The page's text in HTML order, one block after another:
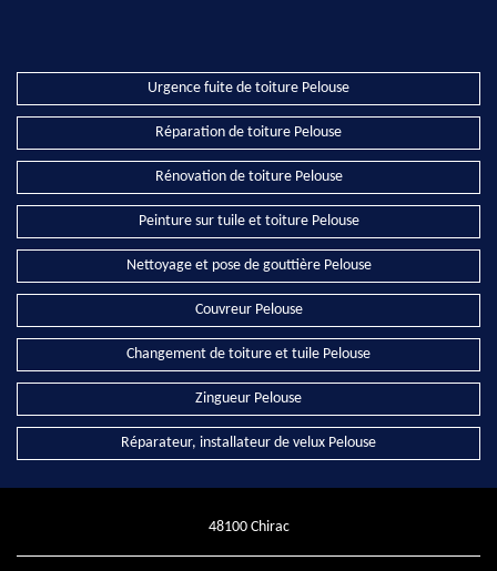
Urgence fuite de toiture Pelouse
Réparation de toiture Pelouse
Rénovation de toiture Pelouse
Peinture sur tuile et toiture Pelouse
Nettoyage et pose de gouttière Pelouse
Couvreur Pelouse
Changement de toiture et tuile Pelouse
Zingueur Pelouse
Réparateur, installateur de velux Pelouse
48100 Chirac